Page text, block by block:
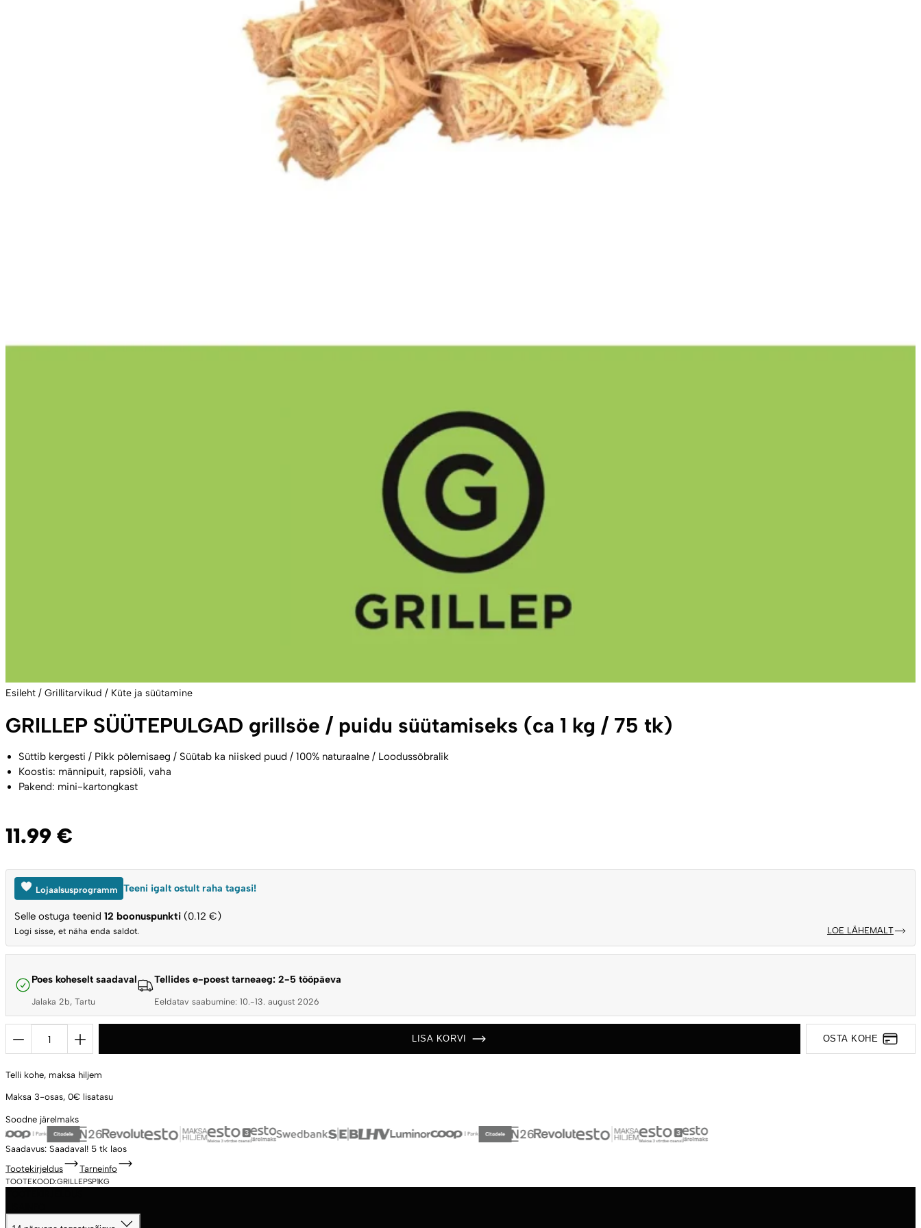
Esileht / Grillitarvikud / Küte ja süütamine
GRILLEP SÜÜTEPULGAD grillsöe / puidu süütamiseks (ca 1 kg / 75 tk)
Süttib kergesti / Pikk põlemisaeg / Süütab ka niisked puud / 100% naturaalne / Loodussõbralik
Koostis: männipuit, rapsiõli, vaha
Pakend: mini-kartongkast
11.99 €
Lojaalsusprogramm Teeni igalt ostult raha tagasi!
Selle ostuga teenid 12 boonuspunkti(0.12 €)
Logi sisse, et näha enda saldot. LOE LÄHEMALT
Poes koheselt saadaval
Jalaka 2b, Tartu
Tellides e-poest tarneaeg: 2-5 tööpäeva
Eeldatav saabumine: 10.-13. august 2026
/
puidu
süütamiseks
(ca
1
kg
/
tk)
LISA KORVI OSTA KOHE
Telli kohe, maksa hiljem
Maksa 3-osas, 0€ lisatasu
Soodne järelmaks
Saadavus: Saadaval! 5 tk laos
Tootekirjeldus
Tarneinfo
TOOTEKOOD:GRILLEPSP1KG